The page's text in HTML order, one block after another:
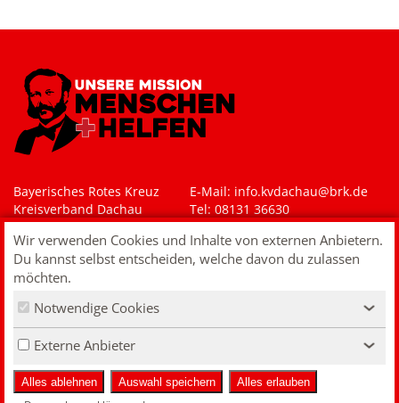
Bayerisches Rotes Kreuz
Kreisverband Dachau
Rotkreuzplatz 3-4
85221 Dachau
E-Mail: info.kvdachau@brk.de
Tel: 08131 36630
Impressum
Kontakt
VERTRAG WIDERRUFEN
Wir verwenden Cookies und Inhalte von externen Anbietern.
Du kannst selbst entscheiden, welche davon du zulassen
möchten.
Notwendige Cookies
‹
Externe Anbieter ‹
Alles ablehnen Auswahl speichern Alles erlauben